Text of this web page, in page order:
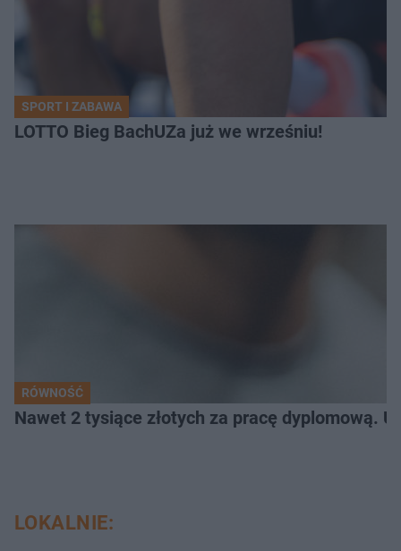
SPORT I ZABAWA
LOTTO Bieg BachUZa już we wrześniu!
RÓWNOŚĆ
Nawet 2 tysiące złotych za pracę dyplomową.
LOKALNIE: